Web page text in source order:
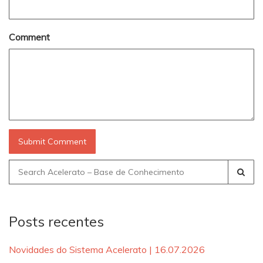
Comment
Search
for:
Posts recentes
Novidades do Sistema Acelerato | 16.07.2026